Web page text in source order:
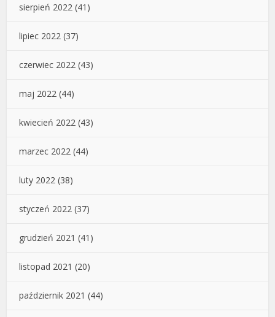
sierpień 2022 (41)
lipiec 2022 (37)
czerwiec 2022 (43)
maj 2022 (44)
kwiecień 2022 (43)
marzec 2022 (44)
luty 2022 (38)
styczeń 2022 (37)
grudzień 2021 (41)
listopad 2021 (20)
październik 2021 (44)